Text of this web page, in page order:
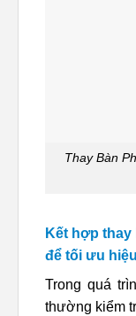
Thay Bàn
Kết hợp
để tối ưu
Trong quá
thường kiểm